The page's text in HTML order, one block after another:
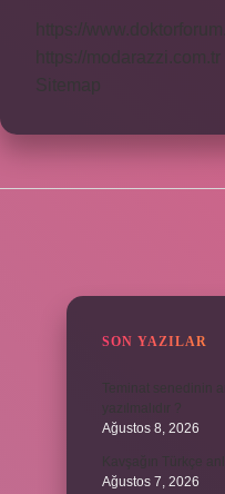
https://
https://modarazzi.com.tr
Sitemap
SON YAZILAR
Ağustos 8, 2026
Ağustos 7, 2026